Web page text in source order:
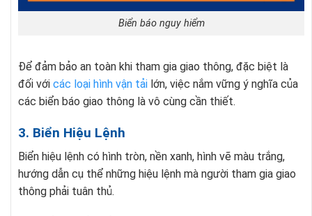
Biển báo nguy hiểm
Để đảm bảo an toàn khi tham gia giao thông, đặc biệt là
đối với các loại hình vận tải lớn, việc nắm vững ý nghĩa của
các biển báo giao thông là vô cùng cần thiết.
3. Biển Hiệu Lệnh
Biển hiệu lệnh có hình tròn, nền xanh, hình vẽ màu trắng,
hướng dẫn cụ thể những hiệu lệnh mà người tham gia giao
thông phải tuân thủ.